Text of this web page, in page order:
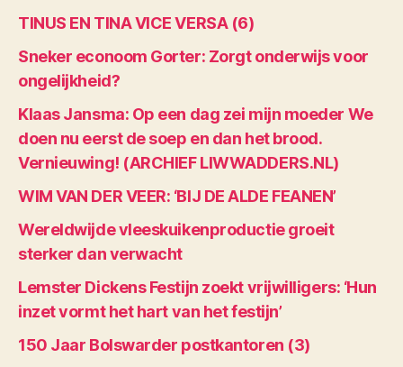
TINUS EN TINA VICE VERSA (6)
Sneker econoom Gorter: Zorgt onderwijs voor
ongelijkheid?
Klaas Jansma: Op een dag zei mijn moeder We
doen nu eerst de soep en dan het brood.
Vernieuwing! (ARCHIEF LIWWADDERS.NL)
WIM VAN DER VEER: ‘BIJ DE ALDE FEANEN’
Wereldwijde vleeskuikenproductie groeit
sterker dan verwacht
Lemster Dickens Festijn zoekt vrijwilligers: ‘Hun
inzet vormt het hart van het festijn’
150 Jaar Bolswarder postkantoren (3)